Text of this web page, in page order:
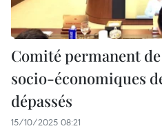
Comité permanent de
socio-économiques
dépassés
15/10/2025 08:21